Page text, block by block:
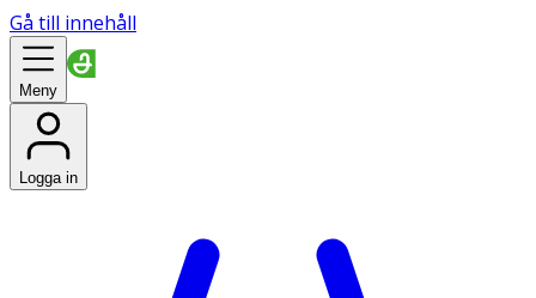
Gå till innehåll
Meny
Logga in